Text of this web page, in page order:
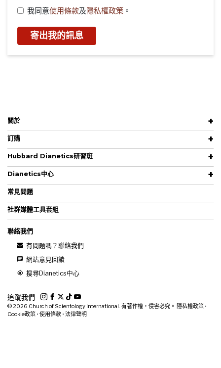
我同意使用條款及隱私權政策 。
寄出我的訊息
關於
訂購
Hubbard Dianetics研習班
Dianetics中心
常見問題
社群媒體工具套組
聯絡我們
有問題嗎？聯絡我們
網站意見回饋
搜尋Dianetics中心
追蹤我們
© 2026 Church of Scientology International. 有著作權，侵害必究。 隱私權政策 •
Cookie政策 • 使用條款 • 法律聲明